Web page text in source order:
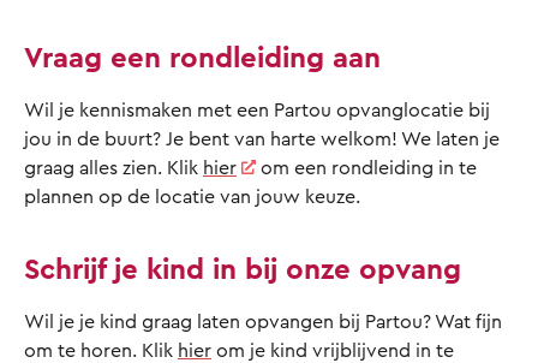
Vraag een rondleiding aan
Wil je kennismaken met een Partou opvanglocatie bij
jou in de buurt? Je bent van harte welkom! We laten je
graag alles zien. Klik hier
om een rondleiding in te
plannen op de locatie van jouw keuze.
Schrijf je kind in bij onze opvang
Wil je je kind graag laten opvangen bij Partou? Wat fijn
om te horen. Klik hier om je kind vrijblijvend in te